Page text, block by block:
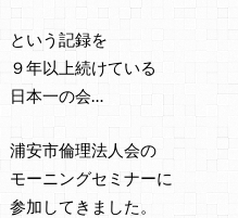
という記録を
９年以上続けている
日本一の会…
浦安市倫理法人会の
モーニングセミナーに
参加してきました。